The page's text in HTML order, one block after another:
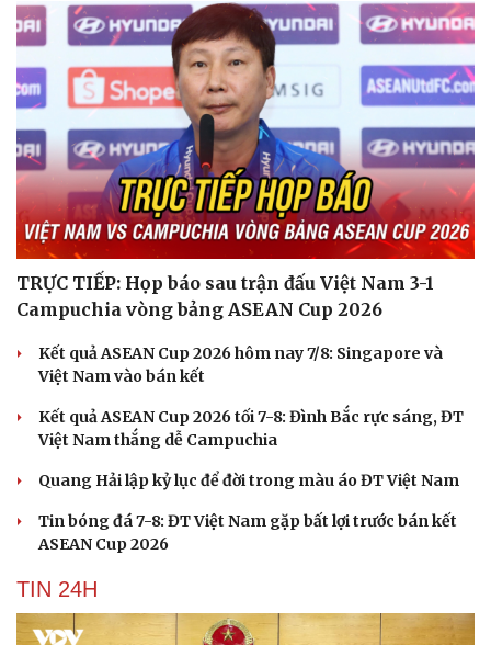
TRỰC TIẾP: Họp báo sau trận đấu Việt Nam 3-1
Campuchia vòng bảng ASEAN Cup 2026
Kết quả ASEAN Cup 2026 hôm nay 7/8: Singapore và
Việt Nam vào bán kết
Kết quả ASEAN Cup 2026 tối 7-8: Đình Bắc rực sáng, ĐT
Việt Nam thắng dễ Campuchia
Quang Hải lập kỷ lục để đời trong màu áo ĐT Việt Nam
Tin bóng đá 7-8: ĐT Việt Nam gặp bất lợi trước bán kết
ASEAN Cup 2026
TIN 24H